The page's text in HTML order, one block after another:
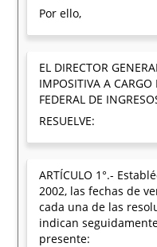
Por ello,
EL DIRECTOR
IMPOSITIVA A
FEDERAL DE
RESUELVE:
ARTÍCULO 1°.-
2002, las fechas de
cada una de las
indican
presente: